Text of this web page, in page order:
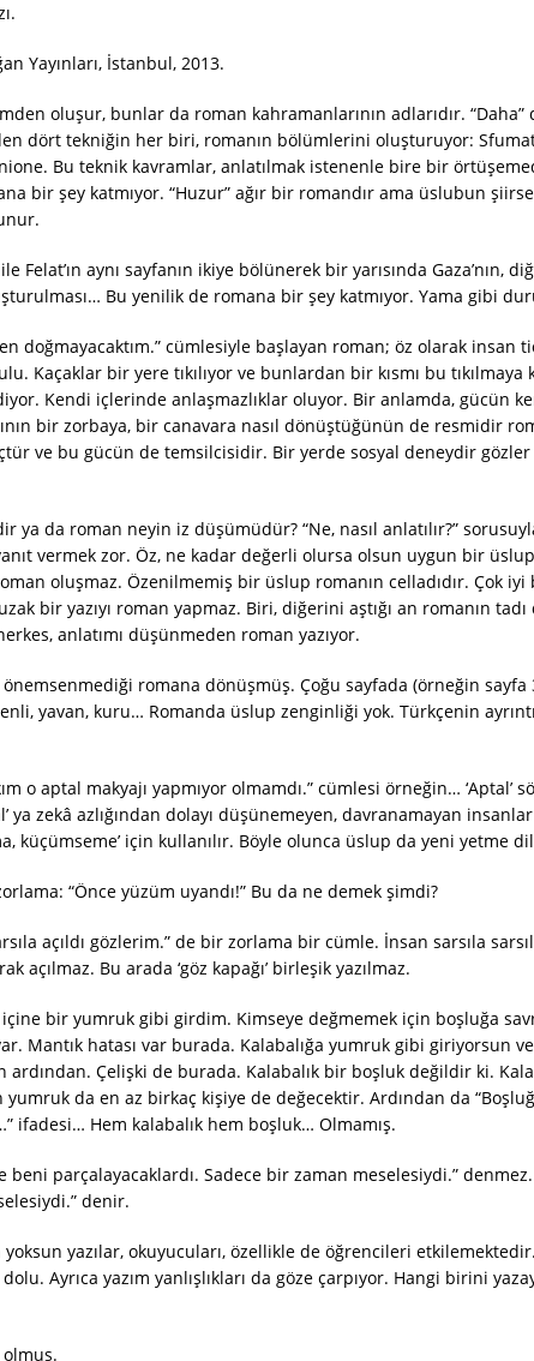
Yayınları, İstanbul, 2013.
oluşur, bunlar da roman kahramanlarının adlarıdır. “Daha”
dört tekniğin her biri, romanın bölümlerini oluşturuyor:
Bu teknik kavramlar, anlatılmak istenenle bire bir
bir şey katmıyor. “Huzur” ağır bir romandır ama üslubun
Felat’ın aynı sayfanın ikiye bölünerek bir yarısında Gaza’nın,
Bu yenilik de romana bir şey katmıyor. Yama gibi
doğmayacaktım.” cümlesiyle başlayan roman; öz olarak insan
Kaçaklar bir yere tıkılıyor ve bunlardan bir kısmı bu tıkılmaya
Kendi içlerinde anlaşmazlıklar oluyor. Bir anlamda, gücün
bir zorbaya, bir canavara nasıl dönüştüğünün de resmidir
ve bu gücün de temsilcisidir. Bir yerde sosyal deneydir
ya da roman neyin iz düşümüdür? “Ne, nasıl anlatılır?”
vermek zor. Öz, ne kadar değerli olursa olsun uygun bir
oluşmaz. Özenilmemiş bir üslup romanın celladıdır. Çok
bir yazıyı roman yapmaz. Biri, diğerini aştığı an romanın tadı
anlatımı düşünmeden roman yazıyor.
romana dönüşmüş. Çoğu sayfada (örneğin sayfa
yavan, kuru… Romanda üslup zenginliği yok. Türkçenin
o aptal makyajı yapmıyor olmamdı.” cümlesi örneğin… ‘Aptal’
ya zekâ azlığından dolayı düşünemeyen, davranamayan
küçümseme’ için kullanılır. Böyle olunca üslup da yeni yetme
“Önce yüzüm uyandı!” Bu da ne demek şimdi?
açıldı gözlerim.” de bir zorlama bir cümle. İnsan sarsıla
açılmaz. Bu arada ‘göz kapağı’ birleşik yazılmaz.
içine bir yumruk gibi girdim. Kimseye değmemek için boşluğa
Mantık hatası var burada. Kalabalığa yumruk gibi giriyorsun
Çelişki de burada. Kalabalık bir boşluk değildir ki.
da en az birkaç kişiye de değecektir. Ardından da
ifadesi… Hem kalabalık hem boşluk… Olmamış.
beni parçalayacaklardı. Sadece bir zaman meselesiydi.” denmez.
denir.
yazılar, okuyucuları, özellikle de öğrencileri etkilemektedir.
Ayrıca yazım yanlışlıkları da göze çarpıyor. Hangi birini